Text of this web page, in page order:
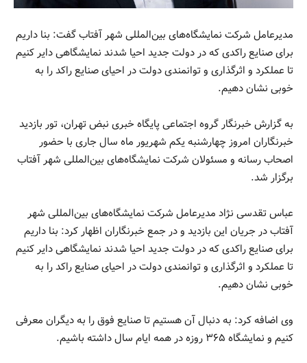
مدیرعامل شرکت نمایشگاه‌های بین‌المللی شهر آفتاب گفت: بنا داریم
برای صنایع راکدی که در دولت جدید احیا شدند نمایشگاهی دایر کنیم
تا عملکرد و اثرگذاری و توانمندی دولت در احیای صنایع راکد را به
خوبی نشان دهیم.
به گزارش خبرنگار گروه اجتماعی پایگاه خبری نبض تهران، تور بازدید
خبرنگاران امروز چهارشنبه یکم شهریور ماه سال جاری با حضور
اصحاب رسانه و مسئولان شرکت نمایشگاه‌های بین‌المللی شهر آفتاب
برگزار شد.
عباس تقدسی نژاد مدیرعامل شرکت نمایشگاه‌های بین‌المللی شهر
آفتاب در جریان این بازدید و در جمع خبرنگاران اظهار کرد: بنا داریم
برای صنایع راکدی که در دولت جدید احیا شدند نمایشگاهی دایر کنیم
تا عملکرد و اثرگذاری و توانمندی دولت در احیای صنایع راکد را به
خوبی نشان دهیم.
وی اضافه کرد: به دنبال آن هستیم تا صنایع فوق را به دیگران معرفی
کنیم و نمایشگاه ۳۶۵ روزه در همه ایام سال داشته باشیم.